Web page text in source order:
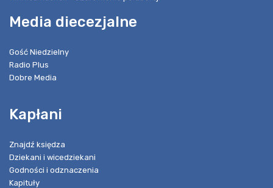
Media diecezjalne
Gość Niedzielny
Radio Plus
Dobre Media
Kapłani
Znajdź księdza
Dziekani i wicedziekani
Godności i odznaczenia
Kapituły